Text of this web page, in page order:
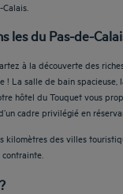
les du Pas-de-
à la découverte des
La salle de bain
hôtel du Touquet vous
cadre privilégié en
kilomètres des villes